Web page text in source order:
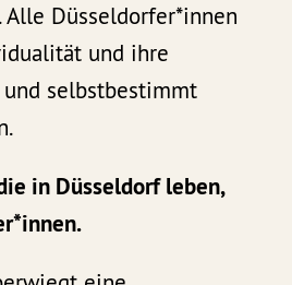
Alle Düsseldorfer*innen
und ihre
selbstbestimmt
in Düsseldorf leben,